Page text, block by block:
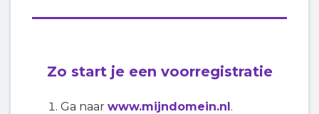
Zo start je een voorregistratie
Ga naar www.mijndomein.nl.